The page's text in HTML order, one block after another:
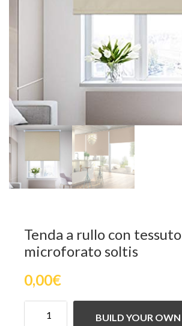
Tenda a rullo con tessuto
microforato soltis
0,00€
BUILD YOUR OWN